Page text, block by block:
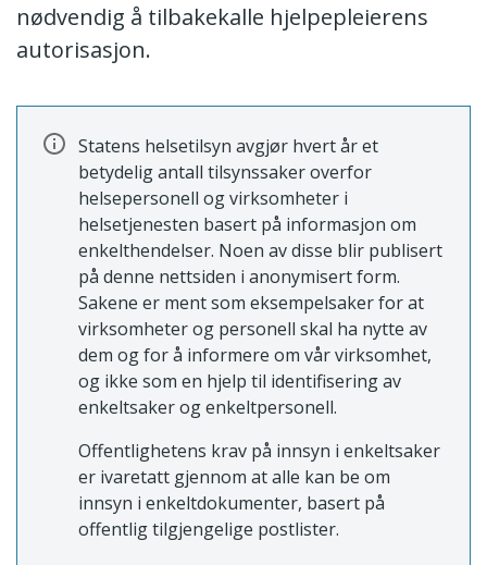
nødvendig å tilbakekalle hjelpepleierens
autorisasjon.
Statens helsetilsyn avgjør hvert år et
betydelig antall tilsynssaker overfor
helsepersonell og virksomheter i
helsetjenesten basert på informasjon om
enkelthendelser. Noen av disse blir publisert
på denne nettsiden i anonymisert form.
Sakene er ment som eksempelsaker for at
virksomheter og personell skal ha nytte av
dem og for å informere om vår virksomhet,
og ikke som en hjelp til identifisering av
enkeltsaker og enkeltpersonell.
Offentlighetens krav på innsyn i enkeltsaker
er ivaretatt gjennom at alle kan be om
innsyn i enkeltdokumenter, basert på
offentlig tilgjengelige postlister.